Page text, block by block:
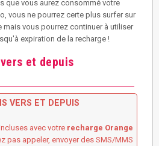
que vous aurez consommé votre
vous ne pourrez certe plus surfer sur
vous pourrez continuer à utiliser
expiration de la recharge !
et depuis
VERS ET DEPUIS
avec votre recharge Orange
pas appeler, envoyer des SMS/MMS